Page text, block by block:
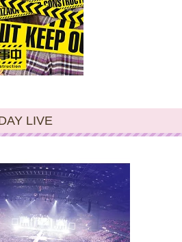
LIVE